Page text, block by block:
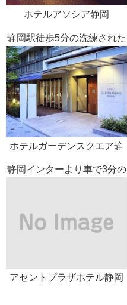
ホテルアソシア静岡
静岡駅徒歩5分の洗練された
ホテル
ホテルガーデンスクエア静
静岡インターより車で3分の
ホテル
アセントプラザホテル静岡